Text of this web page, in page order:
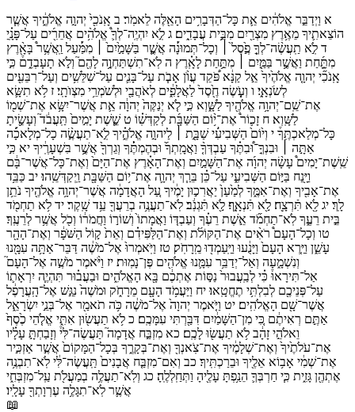
א וַיְדַבֵּ֣ר אֱלֹהִ֔ים אֵ֛ת כָּל־הַדְּבָרִ֥ים הָאֵ֖לֶּה לֵאמֹֽר׃ ב אָֽנֹכִ֖י֙ יְהוָ֣ה אֱלֹהֶ֑֔יךָ אֲשֶׁ֧ר
הוֹצֵאתִ֛יךָ מֵאֶ֥רֶץ מִצְרַ֖יִם מִבֵּ֣֥ית עֲבָדִֽ֑ים׃ ג לֹֽ֣א יִהְיֶֽה־לְךָ֛֩ אֱלֹהִ֥֨ים אֲחֵרִ֖֜ים עַל־פָּנָֽ֗יַ
ד לֹֽ֣א תַֽעֲשֶׂ֨ה־לְךָ֥֣ פֶ֣֙סֶל֙ ׀ וְכָל־תְּמוּנָ֡֔ה אֲשֶׁ֤֣ר בַּשָּׁמַ֣֙יִם֙ ׀ מִמַּ֡֔עַל וַֽאֲשֶׁ֥ר֩ בָּאָ֖֨רֶץ
מִתַָּ֑֜חַת וַאֲשֶׁ֥֣ר בַּמַּ֖֣יִם ׀ מִתַּ֥֣חַת לָאָֽ֗רֶץ ה לֹֽא־תִשְׁתַּחְוֶ֥֣ה לָהֶ֖ם֮ וְלֹ֣א תָעָבְדֵ֑ם֒ כִּ֣י
אָֽנֹכִ֞י יְהוָ֤ה אֱלֹהֶ֙יךָ֙ אֵ֣ל קַנָּ֔א פֹּ֠קֵד עֲוֺ֨ן אָבֹ֧ת עַל־בָּנִ֛ים עַל־שִׁלֵּשִׁ֥ים וְעַל־רִבֵּעִ֖ים
לְשֹׂנְאָֽ֑י׃ ו וְעֹ֥֤שֶׂה חֶ֖֙סֶד֙ לַאֲלָפִ֑֔ים לְאֹהֲבַ֖י וּלְשֹׁמְרֵ֥י מִצְוֺתָֽי׃ ז לֹ֥א תִשָּׂ֛א
אֶת־שֵֽׁם־יְהוָ֥ה אֱלֹהֶ֖יךָ לַשָּׁ֑וְא כִּ֣י לֹ֤א יְנַקֶּה֙ יְהוָ֔ה אֵ֛ת אֲשֶׁר־יִשָּׂ֥א אֶת־שְׁמ֖וֹ
לַשָּֽׁוְא׃ ח זָכ֛וֹר֩ אֶת־י֥֨וֹם הַשַּׁבָּ֖֜ת לְקַדְּשֽׁ֗וֹ ט שֵׁ֤֣שֶׁת יָמִ֣ים֙ תַּֽעֲבֹ֔ד֮ וְעָשִׂ֖֣יתָ
כָּל־מְלַאכְתֶּֽךָ֒ י וְי֙וֹם֙ הַשְּׁבִיעִ֔֜י שַׁבָּ֖֣ת ׀ לַיהוָ֣ה אֱלֹהֶ֑֗יךָ לֹֽ֣א־תַעֲשֶׂ֣֨ה כָל־מְלָאכָ֡֜ה
אַתָּ֣ה ׀
וּבִנְךָֽ֣־וּ֠בִתֶּ֗ךָ עַבְדְּךָ֤֨ וַאֲמָֽתְךָ֜֙ וּבְהֶמְתֶּ֔֗ךָ וְגֵרְךָ֖֙ אֲשֶׁ֥֣ר בִּשְׁעָרֶֽ֔יךָ יא כִּ֣י
שֵֽׁשֶׁת־יָמִים֩ עָשָׂ֨ה יְהוָ֜ה אֶת־הַשָּׁמַ֣יִם וְאֶת־הָאָ֗רֶץ אֶת־הַיָּם֙ וְאֶת־כָּל־אֲשֶׁר־בָּ֔ם
וַיָּ֖נַח בַּיּ֣וֹם הַשְּׁבִיעִ֑י עַל־כֵּ֗ן בֵּרַ֧ךְ יְהוָ֛ה אֶת־י֥וֹם הַשַּׁבָּ֖ת וַֽיְקַדְּשֵֽׁהוּ׃ יב כַּבֵּ֥ד
אֶת־אָבִ֖יךָ וְאֶת־אִמֶּ֑ךָ לְמַ֙עַן֙ יַאֲרִכ֣וּן יָמֶ֔יךָ עַ֚ל הָאֲדָמָ֔ה אֲשֶׁר־יְהוָ֥ה אֱלֹהֶ֖יךָ נֹתֵ֥ן
לָֽךְ׃ יג לֹ֥֖א תִּֿרְצָֽ֖ח׃ לֹ֣֖א תִּֿנְאָֽ֑ף׃ לֹ֣֖א תִּֿגְנֹֽ֔ב׃ לֹֽא־תַעֲנֶ֥ה בְרֵעֲךָ֖ עֵ֥ד שָֽׁקֶר׃ יד לֹ֥א תַחְמֹ֖ד
בֵּ֣ית רֵעֶ֑ךָ לֹֽא־תַחְמֹ֞ד אֵ֣שֶׁת רֵעֶ֗ךָ וְעַבְדּ֤וֹ וַאֲמָתוֹ֙ וְשׁוֹר֣וֹ וַחֲמֹר֔וֹ וְכֹ֖ל אֲשֶׁ֥ר לְרֵעֶֽךָ׃
טו וְכָל־הָעָם֩ רֹאִ֨ים אֶת־הַקּוֹלֹ֜ת וְאֶת־הַלַּפִּידִ֗ם וְאֵת֙ ק֣וֹל הַשֹּׁפָ֔ר וְאֶת־הָהָ֖ר
עָשֵׁ֑ן וַיַּ֤רְא הָעָם֙ וַיָּנֻ֔עוּ וַיַּֽעַמְד֖וּ מֵֽרָחֹֽק׃ טז וַיֹּֽאמְרוּ֙ אֶל־מֹשֶׁ֔ה דַּבֵּר־אַתָּ֥ה עִמָּ֖נוּ
וְנִשְׁמָ֑עָה וְאַל־יְדַבֵּ֥ר עִמָּ֛נוּ אֱלֹהִ֖ים פֶּן־נָמֽוּת׃ יז וַיֹּ֨אמֶר מֹשֶׁ֣ה אֶל־הָעָם֮
אַל־תִּירָאוּ֒ כִּ֗י לְבַֽעֲבוּר֙ נַסּ֣וֹת אֶתְכֶ֔ם בָּ֖א הָאֱלֹהִ֑ים וּבַעֲב֗וּר תִּהְיֶ֧ה יִרְאָת֛וֹ
עַל־פְּנֵיכֶ֖ם לְבִלְתִּ֥י תֶחֱטָֽאוּ׃ יח וַיַּעֲמֹ֥ד הָעָ֖ם מֵרָחֹ֑ק וּמֹשֶׁה֙ נִגַּ֣שׁ אֶל־הָֽעֲרָפֶ֔ל
אֲשֶׁר־שָׁ֖ם הָאֱלֹהִֽים׃ יט וַיֹּ֤אמֶר יְהוָה֙ אֶל־מֹשֶׁ֔ה כֹּ֥ה תֹאמַ֖ר אֶל־בְּנֵ֣י יִשְׂרָאֵ֑ל
אַתֶּ֣ם רְאִיתֶ֔ם כִּ֚י מִן־הַשָּׁמַ֔יִם דִּבַּ֖רְתִּי עִמָּכֶֽם׃ כ לֹ֥א תַעֲשׂ֖וּן אִתִּ֑י אֱלֹ֤הֵי כֶ֙סֶף֙
וֵאלֹהֵ֣י זָהָ֔ב לֹ֥א תַעֲשׂ֖וּ לָכֶֽם׃ כא מִזְבַּ֣ח אֲדָמָה֮ תַּעֲשֶׂה־לִּי֒ וְזָבַחְתָּ֣ עָלָ֗יו
אֶת־עֹלֹתֶ֙יךָ֙ וְאֶת־שְׁלָמֶ֔יךָ אֶת־צֹֽאנְךָ֖ וְאֶת־בְּקָרֶ֑ךָ בְּכָל־הַמָּקוֹם֙ אֲשֶׁ֣ר אַזְכִּ֣יר
אֶת־שְׁמִ֔י אָב֥וֹא אֵלֶ֖יךָ וּבֵרַכְתִּֽיךָ׃ כב וְאִם־מִזְבַּ֤ח אֲבָנִים֙ תַּֽעֲשֶׂה־לִּ֔י לֹֽא־תִבְנֶ֥ה
אֶתְהֶ֖ן גָּזִ֑ית כִּ֧י חַרְבְּךָ֛ הֵנַ֥פְתָּ עָלֶ֖יהָ וַתְּחַֽלְלֶֽהָ׃ כג וְלֹֽא־תַעֲלֶ֥ה בְמַעֲלֹ֖ת עַֽל־מִזְבְּחִ֑י
אֲשֶׁ֛ר לֹֽא־תִגָּלֶ֥ה עֶרְוָתְךָ֖ עָלָֽיו׃
📖